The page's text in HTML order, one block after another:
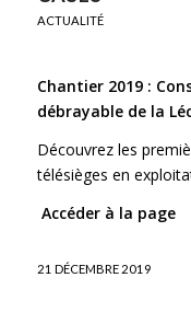
ACTUALITÉ
Chantier 2019 :
débrayable de la
Découvrez les
télésièges en
Accéder à la page
21 DÉCEMBRE 2019